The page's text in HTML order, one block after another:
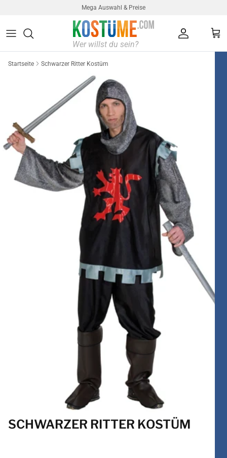
Mega Auswahl & Preise
Startseite Schwarzer Ritter Kostüm
SCHWARZER RITTER KOSTÜM